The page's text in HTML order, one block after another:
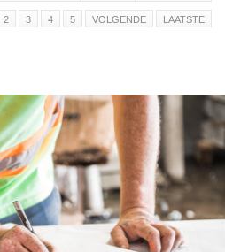
2 3 4 5 VOLGENDE LAATSTE